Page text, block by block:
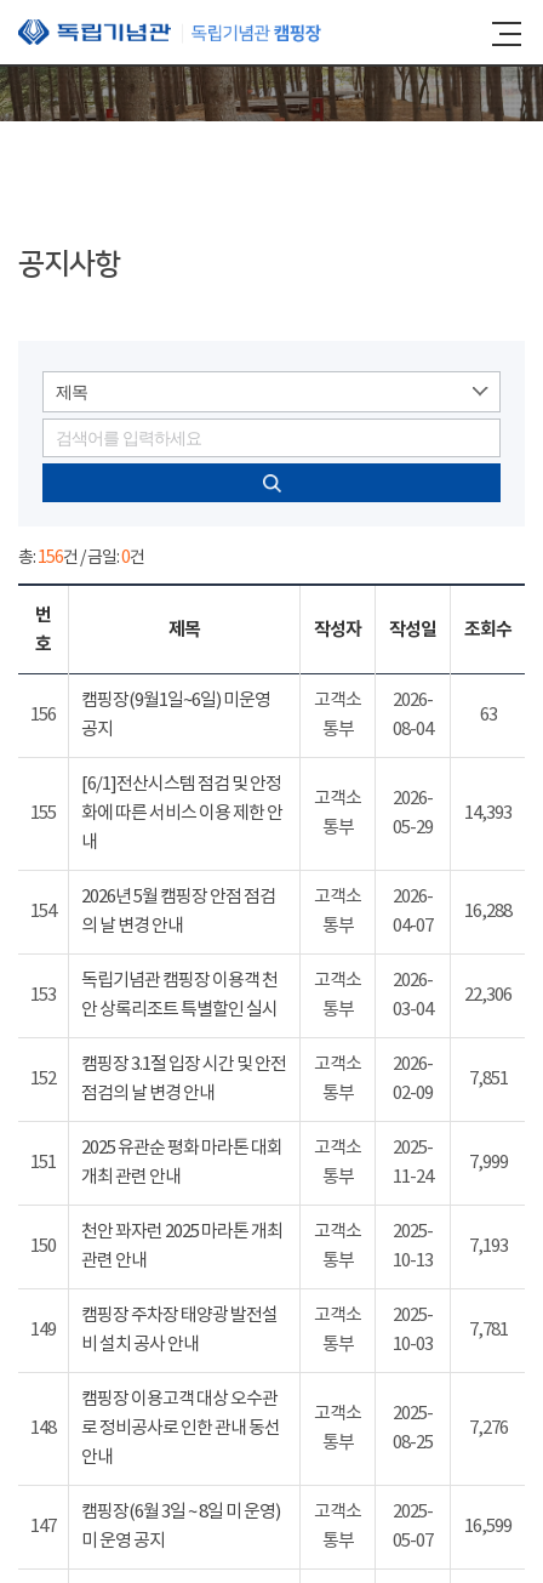
본문 바로가기
공지사항
제목
총:156건 / 금일:0건
번
호
제목 작성자 작성일 조회수
156
캠핑장(9월1일~6일) 미운영
공지
고객소
통부
2026-
08-04
63
155
[6/1]전산시스템 점검 및 안정
화에 따른 서비스 이용 제한 안
내
고객소
통부
2026-
05-29
14,393
154
2026년 5월 캠핑장 안점 점검
의 날 변경 안내
고객소
통부
2026-
04-07
16,288
153
독립기념관 캠핑장 이용객 천
안 상록리조트 특별할인 실시
고객소
통부
2026-
03-04
22,306
152
캠핑장 3.1절 입장 시간 및 안전
점검의 날 변경 안내
고객소
통부
2026-
02-09
7,851
151
2025 유관순 평화 마라톤 대회
개최 관련 안내
고객소
통부
2025-
11-24
7,999
150
천안 꽈자런 2025 마라톤 개최
관련 안내
고객소
통부
2025-
10-13
7,193
149
캠핑장 주차장 태양광 발전설
비 설치 공사 안내
고객소
통부
2025-
10-03
7,781
148
캠핑장 이용고객 대상 오수관
로 정비공사로 인한 관내 동선
안내
고객소
통부
2025-
08-25
7,276
147
캠핑장(6월 3일 ~ 8일 미 운영)
미 운영 공지
고객소
통부
2025-
05-07
16,599